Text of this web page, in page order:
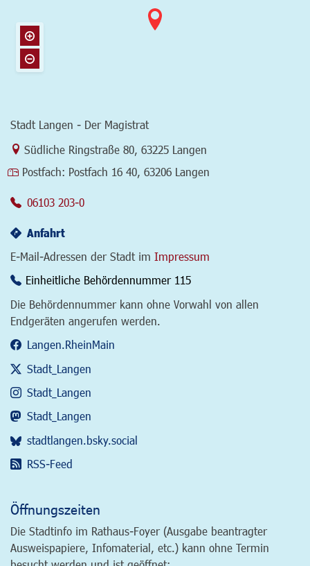
Stadt Langen - Der Magistrat
Link zur Google-Maps Navigation
Südliche Ringstraße 80 63225 Langen
Postfach: Postfach 16 40, 63206 Langen
06103 203-0
Anfahrt
E-Mail-Adressen der Stadt im Impressum
Einheitliche Behördennummer 115
Die Behördennummer kann ohne Vorwahl von allen
Endgeräten angerufen werden.
Langen.RheinMain
Stadt_Langen
Stadt_Langen
Stadt_Langen
stadtlangen.bsky.social
RSS-Feed
Öffnungszeiten
Die Stadtinfo im Rathaus-Foyer (Ausgabe beantragter
Ausweispapiere, Infomaterial, etc.) kann ohne Termin